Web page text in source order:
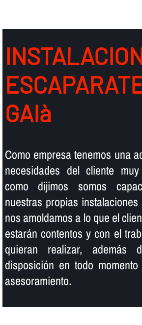
GAIà
Como empresa tenemos una
necesidades del cliente
como dijimos somos
nuestras propias
nos amoldamos a lo que el
estarán contentos y con el
quieran realizar,
disposición en todo
asesoramiento.